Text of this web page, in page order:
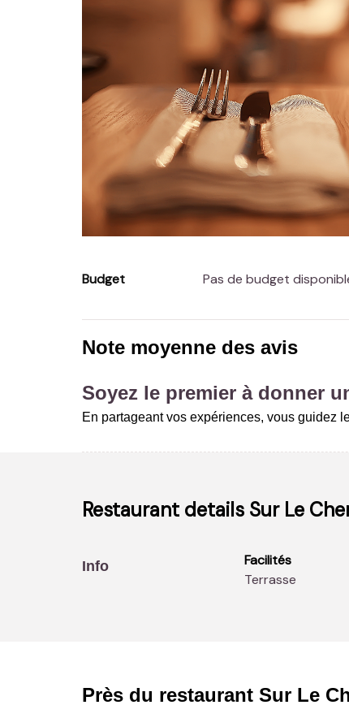
Budget Pas de budget
Note moyenne des avis
Soyez le premier à donner
En partageant vos expériences, vous guidez
Restaurant details Sur Le
Info
Facilités
Terrasse
Près du restaurant Sur Le